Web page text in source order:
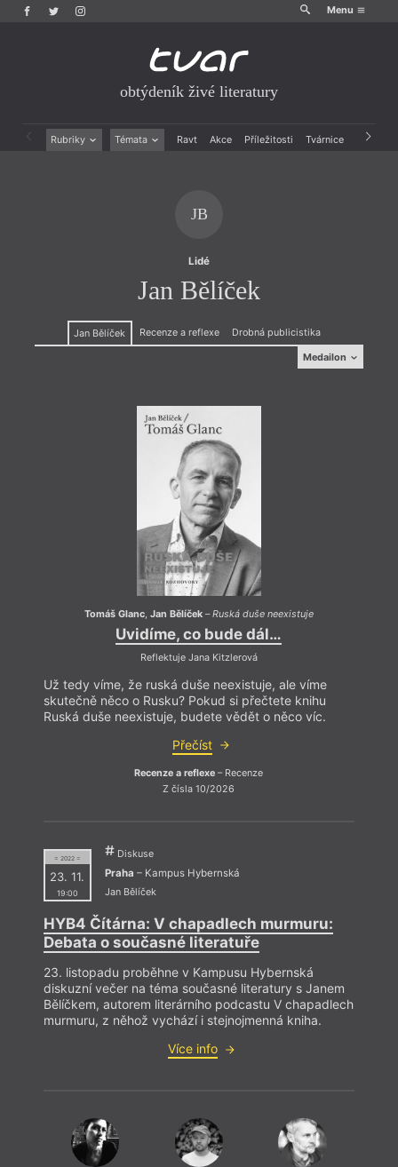
Menu
obtýdeník živé literatury
Rubriky Témata Ravt Akce Příležitosti Tvárnice Archiv
JB
Lidé
Jan Bělíček
Jan Bělíček Recenze a reflexe Drobná publicistika
Medailon
Tomáš Glanc, Jan Bělíček–Ruská duše neexistuje
Uvidíme, co bude dál…
Reflektuje Jana Kitzlerová
Už tedy víme, že ruská duše neexistuje, ale víme
skutečně něco o Rusku? Pokud si přečtete knihu
Ruská duše neexistuje, budete vědět o něco víc.
Přečíst
Recenze a reflexe – Recenze
Z čísla 10/2026
= 2022 =
23. 11.
19:00
Diskuse
Praha – Kampus Hybernská
Jan Bělíček
HYB4 Čítárna: V chapadlech murmuru:
Debata o současné literatuře
23. listopadu proběhne v Kampusu Hybernská
diskuzní večer na téma současné literatury s Janem
Bělíčkem, autorem literárního podcastu V chapadlech
murmuru, z něhož vychází i stejnojmenná kniha.
Více info